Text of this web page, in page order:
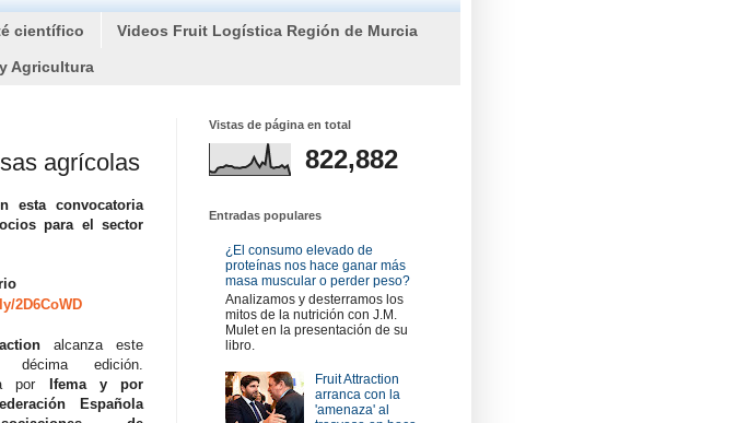
científico Videos Fruit Logística Región de Murcia
Agricultura
agrícolas
esta convocatoria
para el sector
2D6CoWD
alcanza este
edición.
por Ifema y por
Española
Vistas de página en total
822,882
Entradas populares
¿El consumo elevado de
proteínas nos hace ganar más
masa muscular o perder peso?
Analizamos y desterramos los
mitos de la nutrición con J.M.
Mulet en la presentación de su
libro.
Fruit Attraction
arranca con la
'amenaza' al